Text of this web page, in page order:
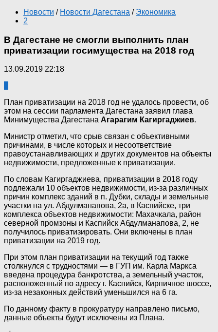
Новости / Новости Дагестана / Экономика
2
В Дагестане не смогли выполнить план
приватизации госимущества на 2018 год
13.09.2019 22:18
План приватизации на 2018 год не удалось провести, об
этом на сессии парламента Дагестана заявил глава
Минимущества Дагестана Агарагим Кагиргаджиев.
Министр отметил, что срыв связан с объективными
причинами, в числе которых и несоответствие
правоустанавливающих и других документов на объекты
недвижимости, предложенные к приватизации.
По словам Кагиргаджиева, приватизации в 2018 году
подлежали 10 объектов недвижимости, из-за различных
причин комплекс зданий в п. Дубки, склады и земельные
участки на ул. Абдулманапова, 2а, в Каспийске, три
комплекса объектов недвижимости: Махачкала, район
северной промзоны и Каспийск Абдулманапова, 2, не
получилось приватизировать. Они включены в план
приватизации на 2019 год.
При этом план приватизации на текущий год также
столкнулся с трудностями — в ГУП им. Карла Маркса
введена процедура банкротства, а земельный участок,
расположенный по адресу г. Каспийск, Кирпичное шоссе,
из-за незаконных действий уменьшился на 6 га.
По данному факту в прокуратуру направлено письмо,
данные объекты будут исключены из Плана.